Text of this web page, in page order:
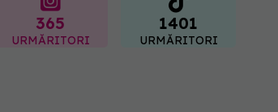
365
URMĂRITORI
1401
URMĂRITORI